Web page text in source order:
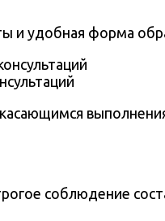
и удобная форма
соблюдение